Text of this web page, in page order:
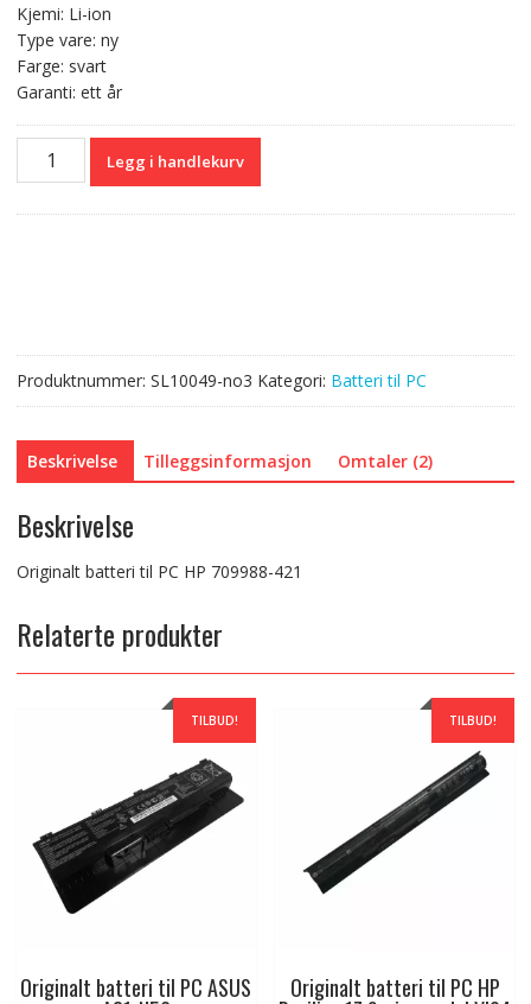
Kjemi: Li-ion
Type vare: ny
Farge: svart
Garanti: ett år
Originalt
batteri
Legg i handlekurv
Produktnummer: SL10049-no3 Kategori: Batteri til PC
Beskrivelse Tilleggsinformasjon Omtaler (2)
Beskrivelse
Originalt batteri til PC HP 709988-421
Relaterte produkter
TILBUD!
Originalt batteri til PC ASUS
TILBUD!
Originalt batteri til PC HP